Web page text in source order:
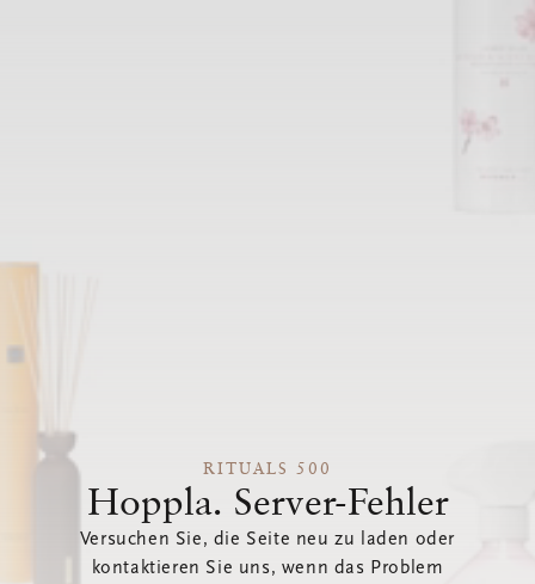
RITUALS 500
Hoppla. Server-Fehler
Versuchen Sie, die Seite neu zu laden oder
kontaktieren Sie uns, wenn das Problem